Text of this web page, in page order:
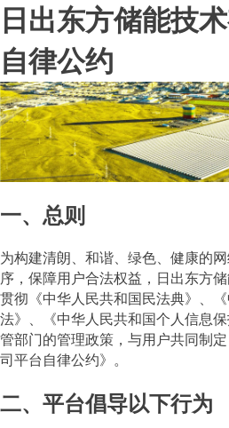
日出东方储能技
自律公约
一、总则
为构建清朗、和谐、绿色、健康的
序，保障用户合法权益，日出东方
贯彻《中华人民共和国民法典》、
法》、《中华人民共和国个人信息
管部门的管理政策，与用户共同制
司平台自律公约》。
二、平台倡导以下行为